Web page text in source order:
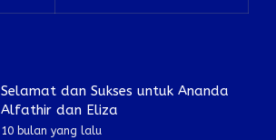
Selamat dan Sukses untuk Ananda
Alfathir dan Eliza
10 bulan yang lalu